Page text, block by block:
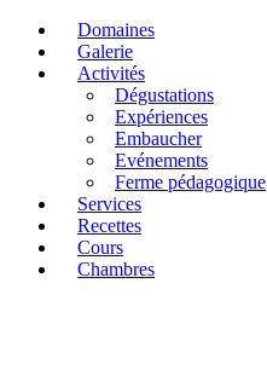
content
Domaines
Galerie
Activités
Dégustations
Expériences
Embaucher
Evénements
Ferme pédagogique
Services
Recettes
Cours
Chambres